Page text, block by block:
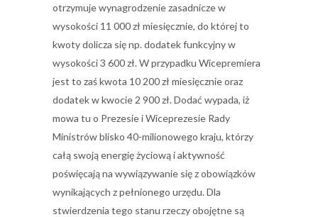
otrzymuje wynagrodzenie zasadnicze w
wysokości 11 000 zł miesięcznie, do której to
kwoty dolicza się np. dodatek funkcyjny w
wysokości 3 600 zł. W przypadku Wicepremiera
jest to zaś kwota 10 200 zł miesięcznie oraz
dodatek w kwocie 2 900 zł. Dodać wypada, iż
mowa tu o Prezesie i Wiceprezesie Rady
Ministrów blisko 40-milionowego kraju, którzy
całą swoją energię życiową i aktywność
poświęcają na wywiązywanie się z obowiązków
wynikających z pełnionego urzędu. Dla
stwierdzenia tego stanu rzeczy obojętne są